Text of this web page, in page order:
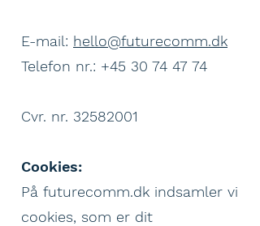
E-mail: hello@futurecomm.dk
Telefon nr.: +45 30 74 47 74
Cvr. nr. 32582001
Cookies:
På futurecomm.dk indsamler vi
cookies, som er dit